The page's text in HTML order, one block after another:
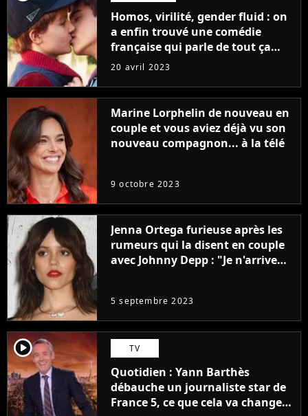
Homos, virilité, gender fluid : on
a enfin trouvé une comédie
française qui parle de tout ça
sans être super ringarde
20 avril 2023
Marine Lorphelin de nouveau en
couple et vous aviez déjà vu son
nouveau compagnon... à la télé
9 octobre 2023
Jenna Ortega furieuse après les
rumeurs qui la disent en couple
avec Johnny Depp : "Je n'arrive
5 septembre 2023
player2 TV
Quotidien : Yann Barthès
débauche un journaliste star de
France 5, ce que cela va changer